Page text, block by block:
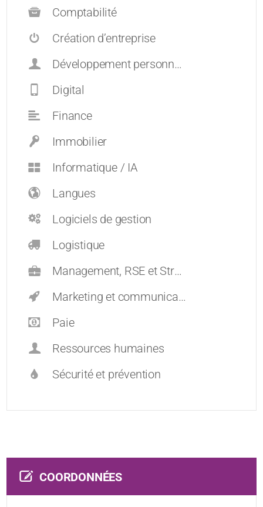
Comptabilité
Création d’entreprise
Développement personnel et carrières
Digital
Finance
Immobilier
Informatique / IA
Langues
Logiciels de gestion
Logistique
Management, RSE et Stratégie
Marketing et communication
Paie
Ressources humaines
Sécurité et prévention
COORDONNÉES